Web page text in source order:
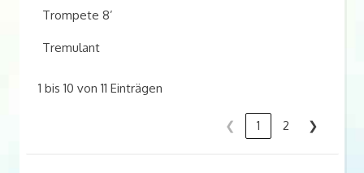
Trompete 8’
Tremulant
1 bis 10 von 11 Einträgen
❮ 1 2 ❯